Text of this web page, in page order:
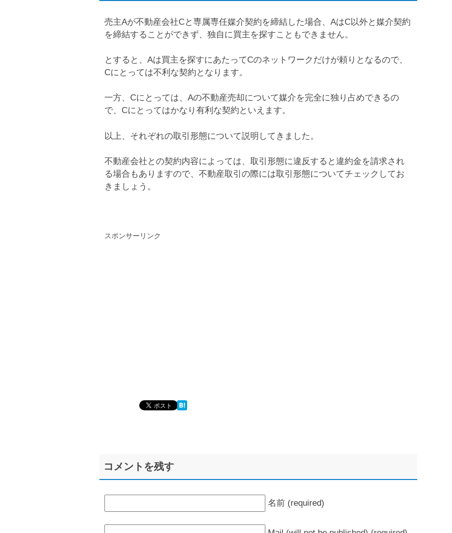
売主Aが不動産会社Cと専属専任媒介契約を締結した場合、AはC以外と媒介契約
を締結することができず、独自に買主を探すこともできません。
とすると、Aは買主を探すにあたってCのネットワークだけが頼りとなるので、
Cにとっては不利な契約となります。
一方、Cにとっては、Aの不動産売却について媒介を完全に独り占めできるの
で、Cにとってはかなり有利な契約といえます。
以上、それぞれの取引形態について説明してきました。
不動産会社との契約内容によっては、取引形態に違反すると違約金を請求され
る場合もありますので、不動産取引の際には取引形態についてチェックしてお
きましょう。
スポンサーリンク
コメントを残す
名前 (required)